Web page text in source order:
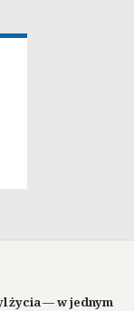
życia — w jednym